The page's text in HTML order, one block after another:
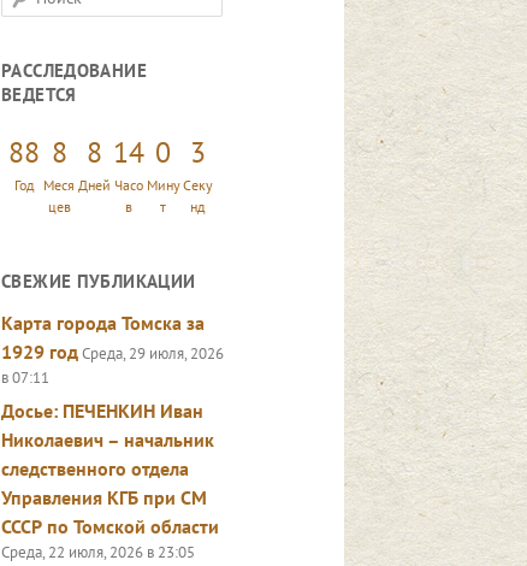
о
с
к
РАССЛЕДОВАНИЕ
ВЕДЕТСЯ
88
Год
8
Меся
цев
8
Дней
14
Часо
в
0
Мину
т
5
Секу
нд
СВЕЖИЕ ПУБЛИКАЦИИ
Карта города Томска за
1929 годСреда, 29 июля, 2026
в 07:11
Досье: ПЕЧЕНКИН Иван
Николаевич – начальник
следственного отдела
Управления КГБ при СМ
СССР по Томской области
Среда, 22 июля, 2026 в 23:05